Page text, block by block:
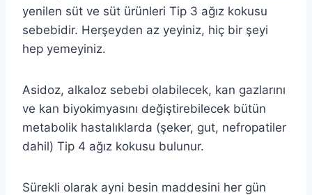
yenilen süt ve süt ürünleri Tip 3 ağız kokusu
sebebidir. Herşeyden az yeyiniz, hiç bir şeyi
hep yemeyiniz.
Asidoz, alkaloz sebebi olabilecek, kan gazlarını
ve kan biyokimyasını değiştirebilecek bütün
metabolik hastalıklarda (şeker, gut, nefropatiler
dahil) Tip 4 ağız kokusu bulunur.
Sürekli olarak ayni besin maddesini her gün